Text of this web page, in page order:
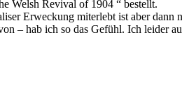
Welsh Revival of 1904 “ bestellt.
Erweckung miterlebt ist aber dann
– hab ich so das Gefühl. Ich leider